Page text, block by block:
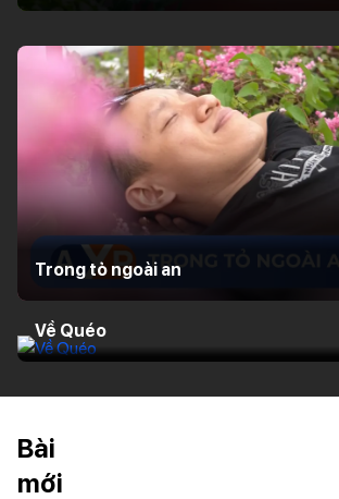
Trong tỏ ngoài an
Về Quéo
Bài
mới